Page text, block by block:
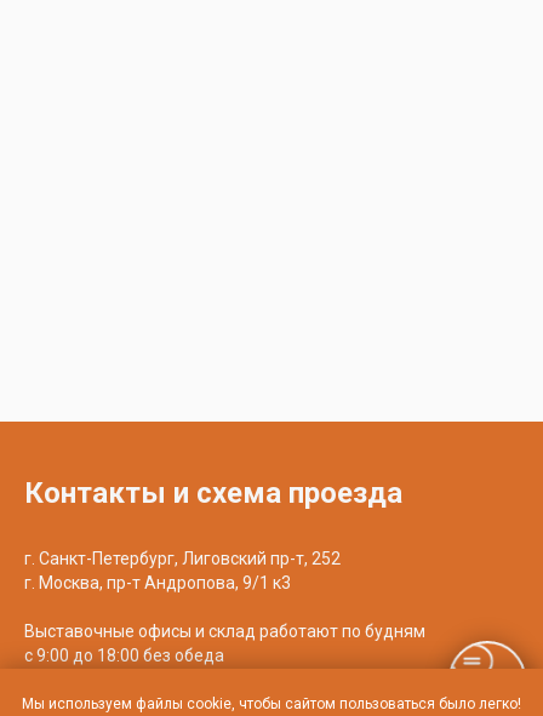
Мы используем файлы cookie, чтобы сайтом пользоваться было легко!
Контакты и схема проезда
г. Санкт-Петербург, Лиговский пр-т, 252
г. Москва, пр-т Андропова, 9/1 к3
Выставочные офисы и склад работают по будням
с 9:00 до 18:00 без обеда
телефон:8 (800) 707-54-35